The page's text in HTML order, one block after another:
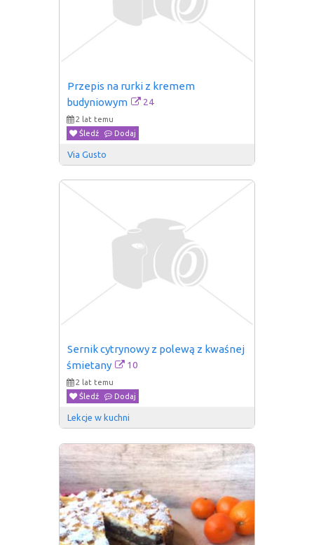
Przepis na rurki z kremem
budyniowym
24
2 lat temu
Śledź
Dodaj
Via Gusto
Sernik cytrynowy z polewą z kwaśnej
śmietany
10
2 lat temu
Śledź
Dodaj
Lekcje w kuchni